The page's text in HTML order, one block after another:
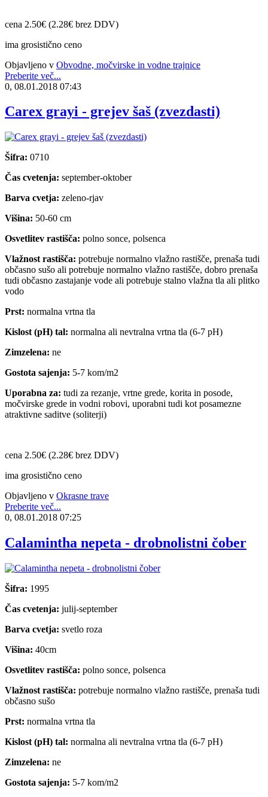
cena 2.50€ (2.28€ brez DDV)
ima grosistično ceno
Objavljeno v Obvodne, močvirske in vodne trajnice
Preberite več...
0, 08.01.2018 07:43
Carex grayi - grejev šaš (zvezdasti)
Šifra: 0710
Čas cvetenja: september-oktober
Barva cvetja: zeleno-rjav
Višina: 50-60 cm
Osvetlitev rastišča: polno sonce, polsenca
Vlažnost rastišča: potrebuje normalno vlažno rastišče, prenaša tudi
občasno sušo ali potrebuje normalno vlažno rastišče, dobro prenaša
tudi občasno zastajanje vode ali potrebuje stalno vlažna tla ali plitko
vodo
Prst: normalna vrtna tla
Kislost (pH) tal: normalna ali nevtralna vrtna tla (6-7 pH)
Zimzelena: ne
Gostota sajenja: 5-7 kom/m2
Uporabna za: tudi za rezanje, vrtne grede, korita in posode,
močvirske grede in vodni robovi, uporabni tudi kot posamezne
atraktivne saditve (soliterji)
cena 2.50€ (2.28€ brez DDV)
ima grosistično ceno
Objavljeno v Okrasne trave
Preberite več...
0, 08.01.2018 07:25
Calamintha nepeta - drobnolistni čober
Šifra: 1995
Čas cvetenja: julij-september
Barva cvetja: svetlo roza
Višina: 40cm
Osvetlitev rastišča: polno sonce, polsenca
Vlažnost rastišča: potrebuje normalno vlažno rastišče, prenaša tudi
občasno sušo
Prst: normalna vrtna tla
Kislost (pH) tal: normalna ali nevtralna vrtna tla (6-7 pH)
Zimzelena: ne
Gostota sajenja: 5-7 kom/m2